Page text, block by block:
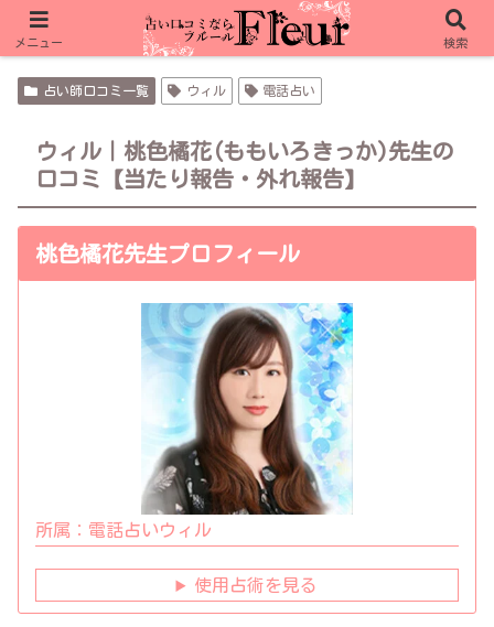
フルール限定特典 リノア 10分無料＋1,000pt
フルール限定特典 ピュアリ 合計15分無料
占い師口コミ一覧 ウィル 電話占い
ウィル｜桃色橘花(ももいろきっか)先生の
口コミ【当たり報告・外れ報告】
桃色橘花先生プロフィール
所属： 電話占いウィル
使用占術を見る
メニュー 検索